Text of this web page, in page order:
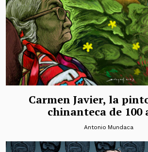
Carmen Javier, la
chinanteca de 100
Antonio Mundaca